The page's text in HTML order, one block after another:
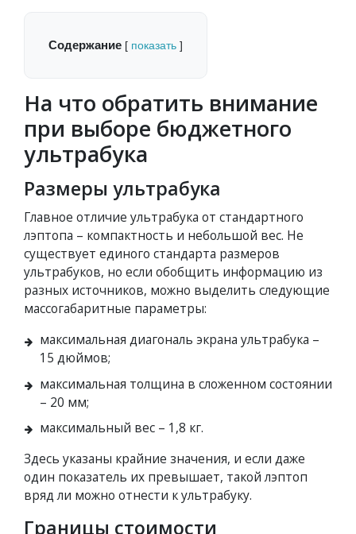
Содержание [ показать ]
На что обратить внимание
при выборе бюджетного
ультрабука
Размеры ультрабука
Главное отличие ультрабука от стандартного
лэптопа – компактность и небольшой вес. Не
существует единого стандарта размеров
ультрабуков, но если обобщить информацию из
разных источников, можно выделить следующие
массогабаритные параметры:
максимальная диагональ экрана ультрабука –
15 дюймов;
максимальная толщина в сложенном состоянии
– 20 мм;
максимальный вес – 1,8 кг.
Здесь указаны крайние значения, и если даже
один показатель их превышает, такой лэптоп
вряд ли можно отнести к ультрабуку.
Границы стоимости